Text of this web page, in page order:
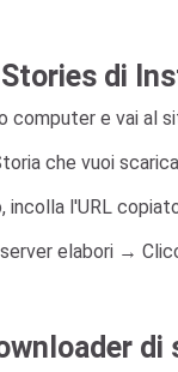
di
computer e vai al
che vuoi
incolla l'URL
elabori →